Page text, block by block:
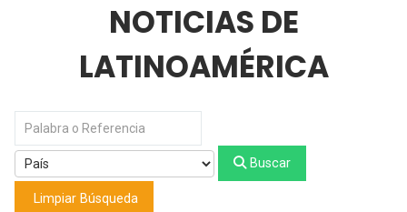
NOTICIAS DE
LATINOAMÉRICA
Buscar
Limpiar Búsqueda